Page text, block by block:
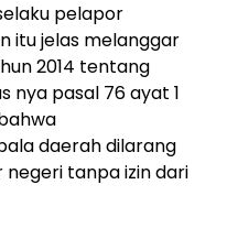
pelapor
itu jelas melanggar
2014 tentang
nya pasal 76 ayat 1
daerah dilarang
tanpa izin dari